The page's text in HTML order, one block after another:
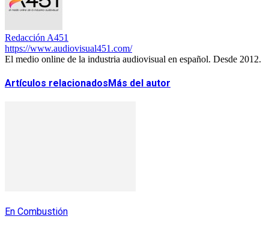
Redacción A451
https://www.audiovisual451.com/
El medio online de la industria audiovisual en español. Desde 2012.
Artículos relacionadosMás del autor
En Combustión